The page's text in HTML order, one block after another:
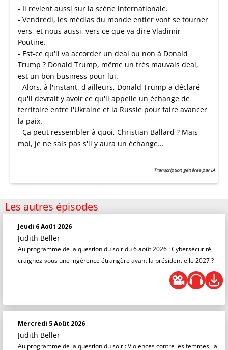
- Il revient aussi sur la scène internationale.
- Vendredi, les médias du monde entier vont se tourner
vers, et nous aussi, vers ce que va dire Vladimir
Poutine.
- Est-ce qu'il va accorder un deal ou non à Donald
Trump ? Donald Trump, même un très mauvais deal,
est un bon business pour lui.
- Alors, à l'instant, d'ailleurs, Donald Trump a déclaré
qu'il devrait y avoir ce qu'il appelle un échange de
territoire entre l'Ukraine et la Russie pour faire avancer
la paix.
- Ça peut ressembler à quoi, Christian Ballard ? Mais
moi, je ne sais pas s'il y aura un échange...
Transcription générée par IA
Les autres épisodes
Jeudi 6 Août 2026
Judith Beller
Au programme de la question du soir du 6 août 2026 : Cybersécurité,
craignez-vous une ingérence étrangère avant la présidentielle 2027 ?
Mercredi 5 Août 2026
Judith Beller
Au programme de la question du soir : Violences contre les femmes, la